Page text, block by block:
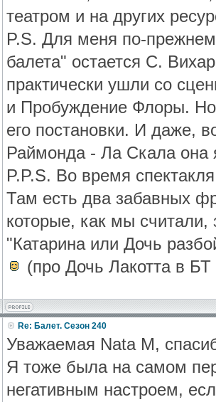
театром и на других
P.S. Для меня по-
балета" остается С.
практически ушли со
и Пробуждение Флоры.
его постановки. И даже,
Раймонда - Ла Скала она
P.P.S. Во время
Там есть два забавных
которые, как мы считали,
"Катарина или Дочь
(про Дочь Лакотта в БТ
Re: Балет. Сезон 240
Уважаемая Nata M,
Я тоже была на самом
негативным настроем,